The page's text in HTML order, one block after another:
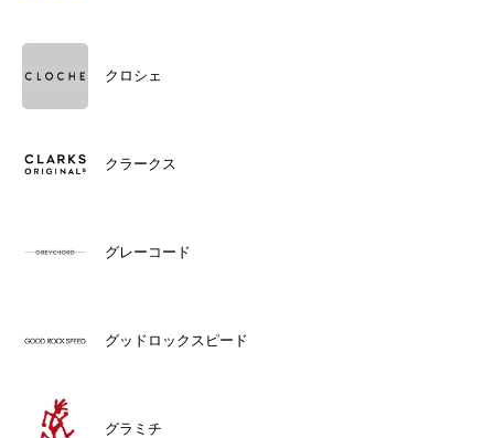
クロシェ
クラークス
グレーコード
グッドロックスピード
グラミチ